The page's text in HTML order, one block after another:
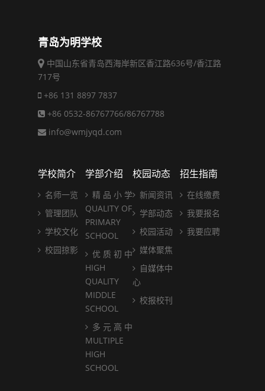
青岛为明学校
中国山东省青岛西海岸新区香江路636号/香江路
717号
+86 131 8897 7837
+86 0532-86767766/86767788
info@wmjyqd.com
学校简介
名师一览
管理团队
学校文化
校园掠影
学部介绍
精 品 小 学
QUALITY OF
PRIMARY
SCHOOL
优 质 初 中
HIGH
QUALITY
MIDDLE
SCHOOL
多 元 高 中
MULTIPLE
HIGH
SCHOOL
校园动态
新闻资讯
学部动态
校园活动
媒体聚焦
自媒体中
心
校报校刊
招生指南
在线缴费
我要报名
我要应聘